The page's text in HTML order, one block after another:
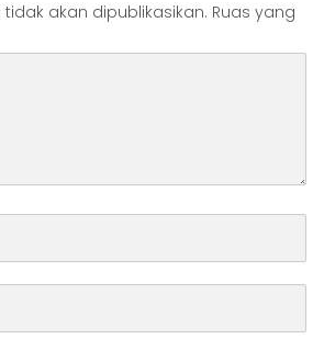
akan dipublikasikan. Ruas yang